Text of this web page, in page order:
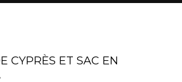
CYPRÈS ET SAC EN